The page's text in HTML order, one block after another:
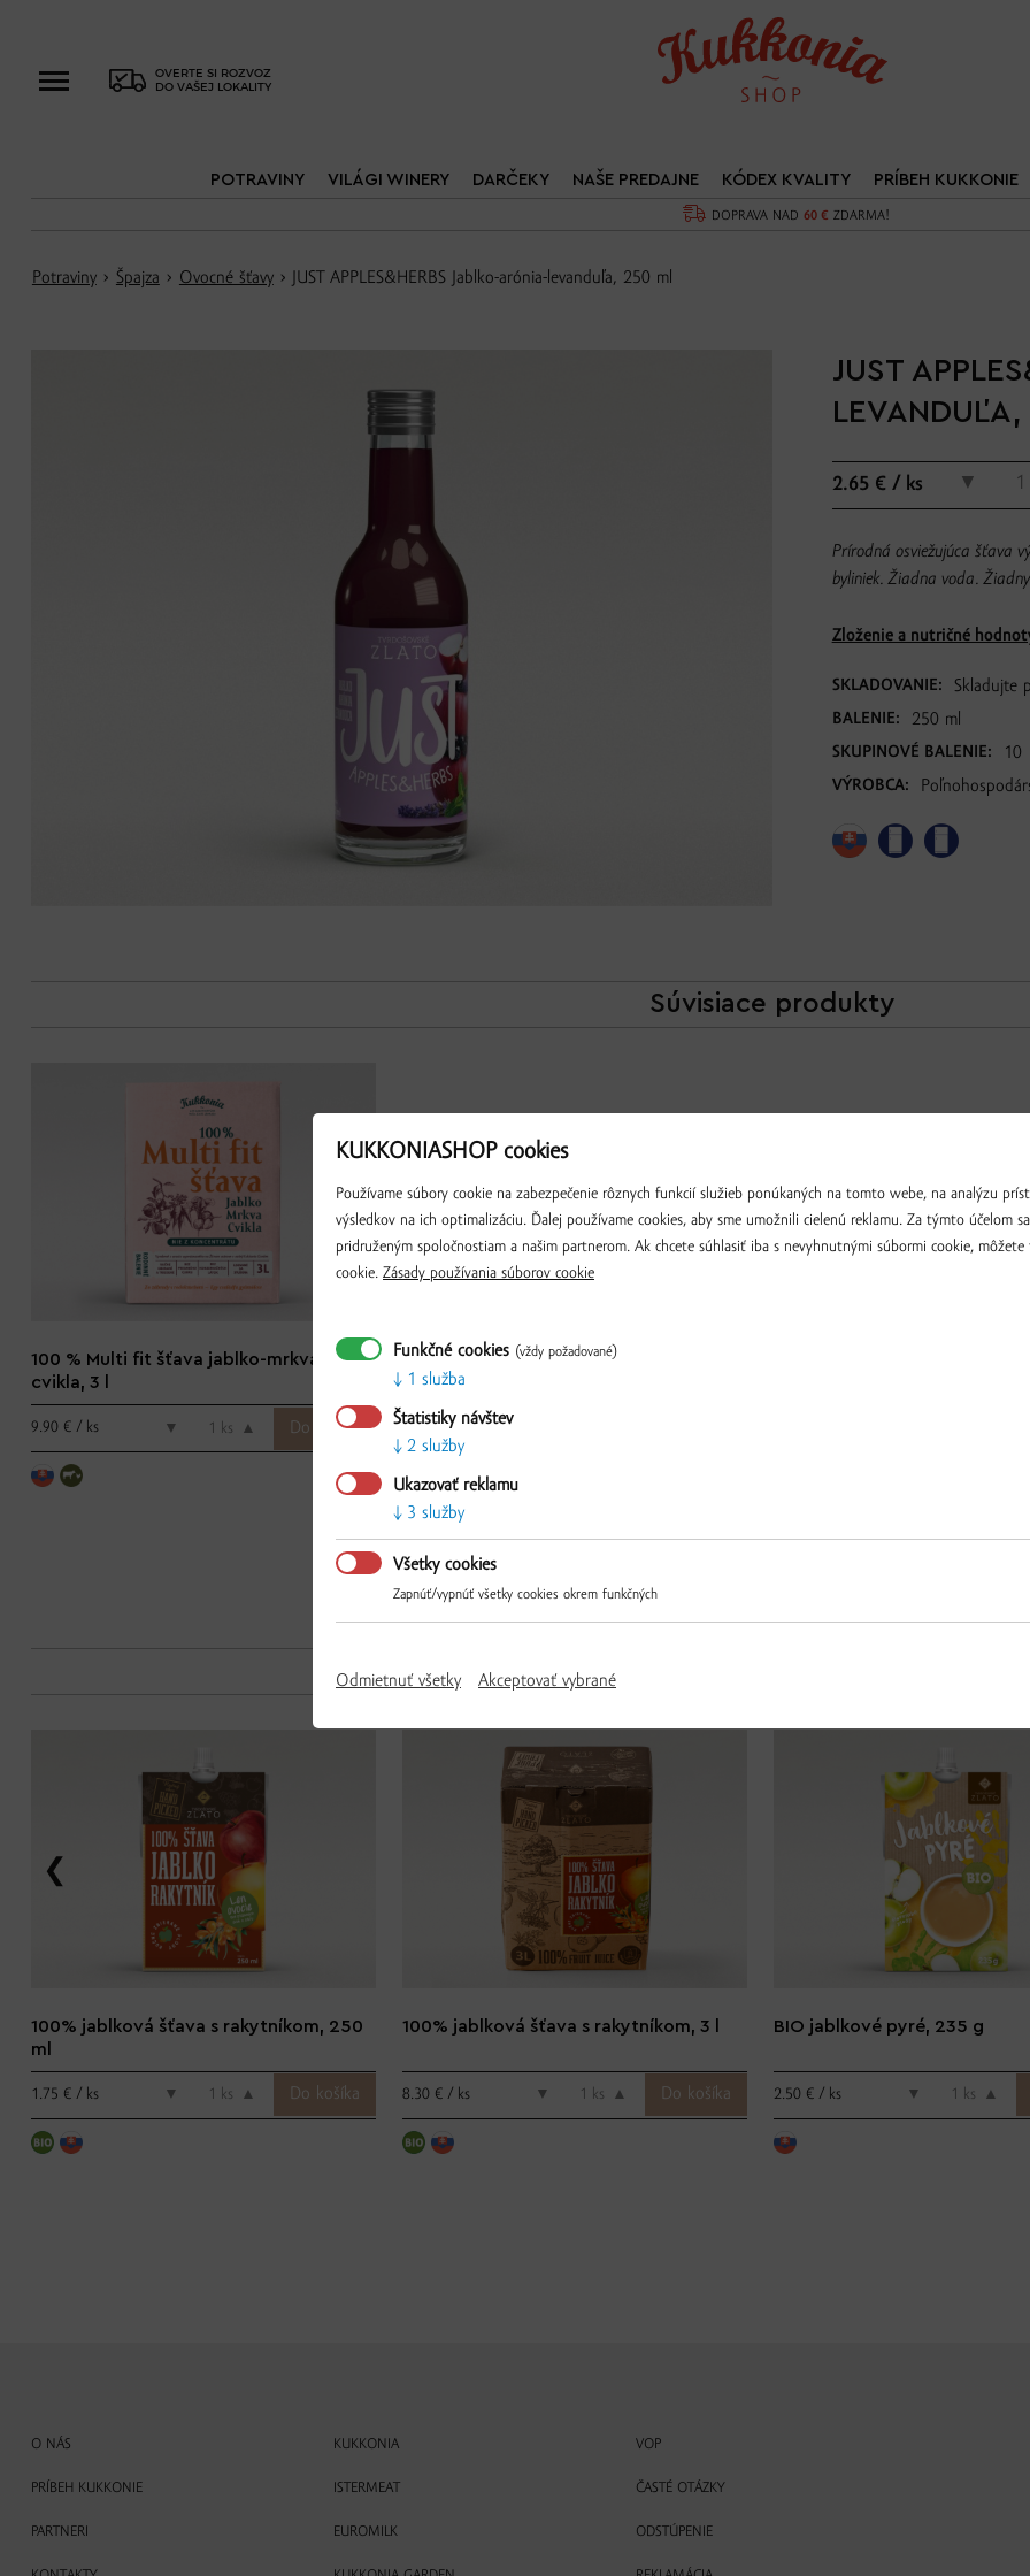
OVERTE SI ROZVOZ
DO VAŠEJ LOKALITY
DOPRAVA NAD60 € ZDARMA!
POTRAVINY VILÁGI WINERY DARČEKY NAŠE PREDAJNE KÓDEX KVALITY PRÍBEH KUKKONIE
Potraviny › Špajza › Ovocné šťavy › JUST APPLES&HERBS Jablko-arónia-levanduľa, 250 ml
JUST
2.65 € / ks ▼
Prírodná osviežujúca šťava
byliniek. Žiadna voda.
Zloženie a nutričné
SKLADOVANIE: Skladujte
BALENIE: 250 ml
SKUPINOVÉ BALENIE: 10
VÝROBCA:
Súvisiace produkty
100 % Multi fit šťava jablko-mrkva-
cvikla, 3 l
9.90 € / ks ▼ ks ▲
Ďalšie produkty z tejto kategórie
100% jablková šťava s rakytníkom, 250
ml
1.75 € / ks ▼ ks ▲
100% jablková šťava s rakytníkom, 3 l
8.30 € / ks ▼ ks ▲
BIO jablkové pyré, 235 g
2.50 € / ks ▼ ks ▲
O NÁS
PRÍBEH KUKKONIE
PARTNERI
KUKKONIA
ISTERMEAT
EUROMILK
VOP
ČASTÉ OTÁZKY
ODSTÚPENIE
KUKKONIASHOP cookies
Používame súbory cookie na zabezpečenie rôznych funkcií služieb ponúkaných na tomto webe, na analýzu
výsledkov na ich optimalizáciu. Ďalej používame cookies, aby sme umožnili cielenú reklamu. Za týmto účelom
pridruženým spoločnostiam a našim partnerom. Ak chcete súhlasiť iba s nevyhnutnými súbormi cookie,
cookie. Zásady používania súborov cookie
Funkčné cookies (vždy požadované)
1 služba
Štatistiky návštev
2 služby
Ukazovať reklamu
3 služby
Všetky cookies
Zapnúť/vypnúť všetky cookies okrem funkčných
Odmietnuť všetky Akceptovať vybrané